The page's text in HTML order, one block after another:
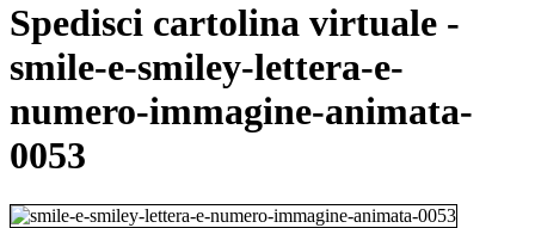
Spedisci cartolina virtuale -
smile-e-smiley-lettera-e-
numero-immagine-animata-
0053